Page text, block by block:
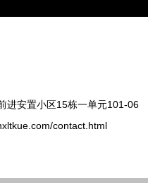
进安置小区15栋一单元101-06
contact.html